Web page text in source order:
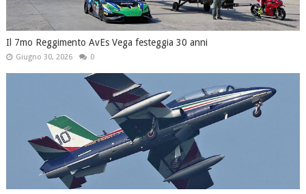
Il 7mo Reggimento AvEs Vega festeggia 30 anni
Giugno 30, 2026 0